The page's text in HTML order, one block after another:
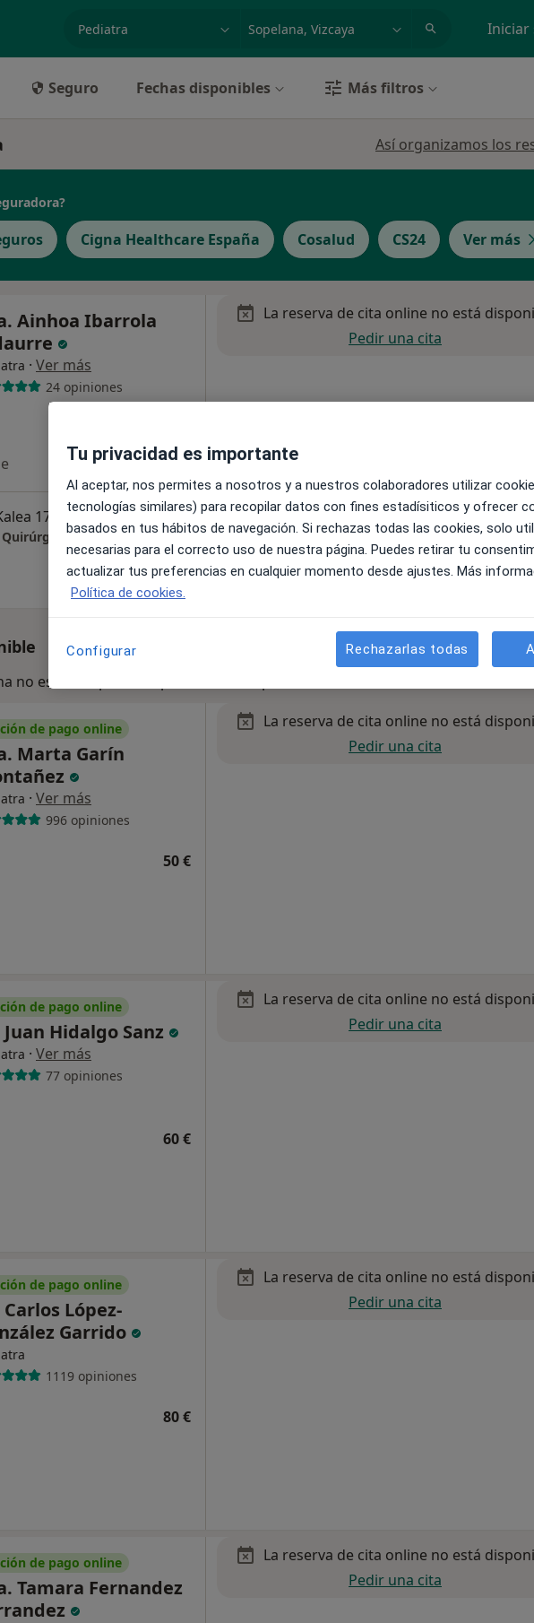
Iniciar
Seguro Fechas disponibles Más filtros
Así organizamos los
Cigna Healthcare España Cosalud CS24 Ver más
Ainhoa Ibarrola
· Ver más
24 opiniones
17, Portugalete • Mapa
Especialidades Médico Quirúrgicas Kibet - Dra. Ainhoa Ibarrola Vidaurre
50 €
La reserva de cita online no está
Pedir una cita
no están disponibles para visitas en persona. Prueba la videoconsulta
de pago online
Marta Garín
· Ver más
996 opiniones
50 €
La reserva de cita online no está
Pedir una cita
de pago online
Juan Hidalgo Sanz
· Ver más
77 opiniones
60 €
La reserva de cita online no está
Pedir una cita
de pago online
Carlos López-
Garrido
1119 opiniones
80 €
La reserva de cita online no está
Pedir una cita
de pago online
Tamara Fernandez
La reserva de cita online no está
Pedir una cita
Tu privacidad es importante
Al aceptar, nos permites a nosotros y a nuestros colaboradores utilizar
tecnologías similares) para recopilar datos con fines estadísiticos y ofrecer
basados en tus hábitos de navegación. Si rechazas todas las cookies, solo
necesarias para el correcto uso de nuestra página. Puedes retirar tu
actualizar tus preferencias en cualquier momento desde ajustes. Más
Política de cookies.
Configurar Rechazarlas todas